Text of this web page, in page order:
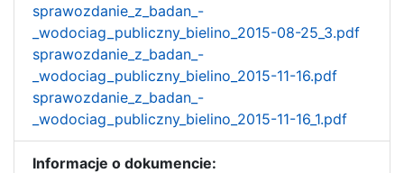
sprawozdanie_z_badan_-
_wodociag_publiczny_bielino_2015-08-25_3.pdf
sprawozdanie_z_badan_-
_wodociag_publiczny_bielino_2015-11-16.pdf
sprawozdanie_z_badan_-
_wodociag_publiczny_bielino_2015-11-16_1.pdf
Informacje o dokumencie: